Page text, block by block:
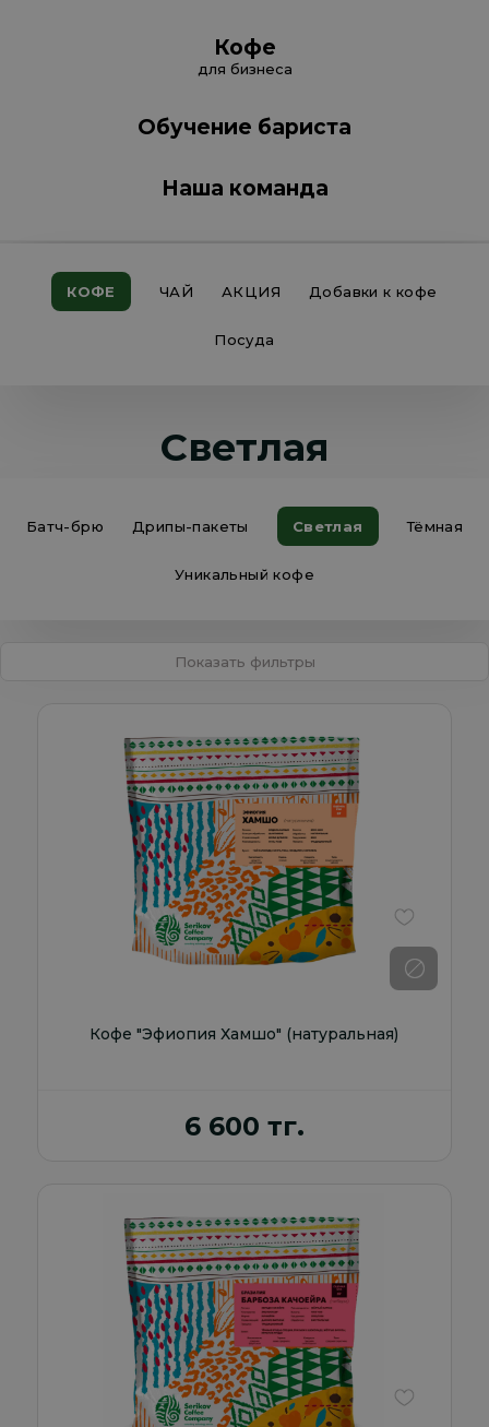
Кофе
для бизнеса
Обучение бариста
Наша команда
КОФЕ ЧАЙ АКЦИЯ Добавки к кофе
Посуда
Светлая
Батч-брю Дрипы-пакеты Светлая Тёмная
Уникальный кофе
Показать фильтры
Кофе "Эфиопия Хамшо" (натуральная)
6 600 тг.
В
В